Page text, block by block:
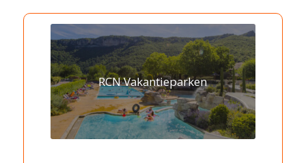
RCN Vakantieparken